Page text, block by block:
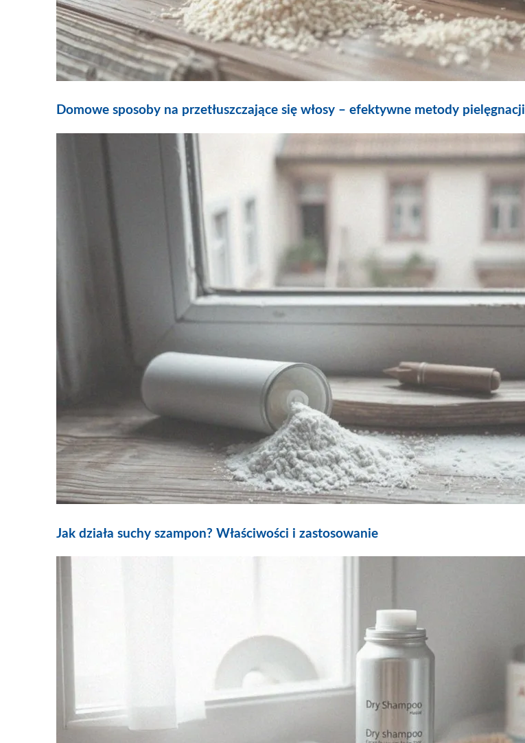
Domowe sposoby na przetłuszczające się włosy – efektywne metody pielęgnacji
Jak działa suchy szampon? Właściwości i zastosowanie